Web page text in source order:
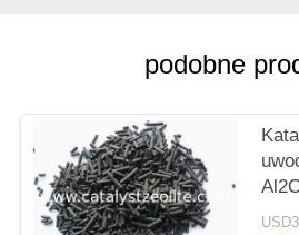
POLICY
podobne